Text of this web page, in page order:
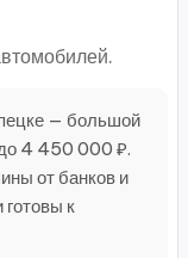
— большой
4 450 000 ₽.
от банков и
к